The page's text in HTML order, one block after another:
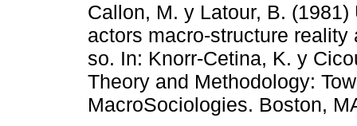
Callon, M. y Latour, B.
actors macro-structure
so. In: Knorr-Cetina, K. y
Theory and Methodology:
MacroSociologies. Boston,